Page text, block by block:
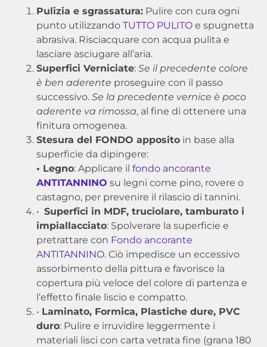
Pulizia e sgrassatura:Pulire con cura ogni
punto utilizzando TUTTO PULITOe spugnetta
abrasiva. Risciacquare con acqua pulita e
lasciare asciugare all’aria.
Superfici Verniciate: Se il precedente colore
è ben aderente proseguire con il passo
successivo. Se la precedente vernice è poco
aderente va rimossa, al fine di ottenere una
finitura omogenea.
Stesura del FONDO appositoin base alla
superficie da dipingere:
• Legno: Applicare il fondo ancorante
ANTITANNINO su legni come pino, rovere o
castagno, per prevenire il rilascio di tannini.
• Superfici in MDF, truciolare, tamburato i
impiallacciato: Spolverare la superficie e
pretrattare con Fondo ancorante
ANTITANNINO. Ciò impedisce un eccessivo
assorbimento della pittura e favorisce la
copertura più veloce del colore di partenza e
l’effetto finale liscio e compatto.
• Laminato, Formica, Plastiche dure, PVC
duro: Pulire e irruvidire leggermente i
materiali lisci con carta vetrata fine (grana 180